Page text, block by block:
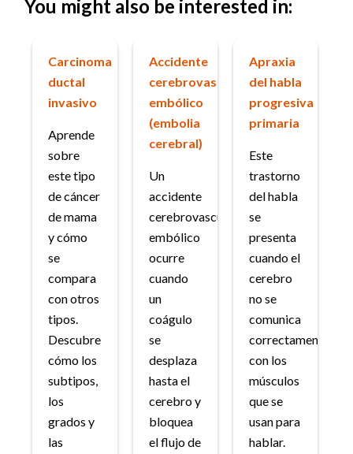
You might also be interested in:
Carcinoma
ductal
invasivo
Aprende
sobre
este tipo
de cáncer
de mama
y cómo
se
compara
con otros
tipos.
Descubre
cómo los
subtipos,
los
grados y
las
Accidente
cerebrovascular
embólico
(embolia
cerebral)
Un
accidente
cerebrovascular
embólico
ocurre
cuando
un
coágulo
se
desplaza
hasta el
cerebro y
bloquea
el flujo de
Apraxia
del habla
progresiva
primaria
Este
trastorno
del habla
se
presenta
cuando el
cerebro
no se
comunica
correctamente
con los
músculos
que se
usan para
hablar.